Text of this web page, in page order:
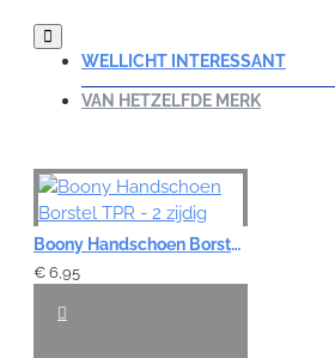
WELLICHT INTERESSANT
VAN HETZELFDE MERK
Boony Handschoen Borstel TPR - 2 zijdig
€ 6,95